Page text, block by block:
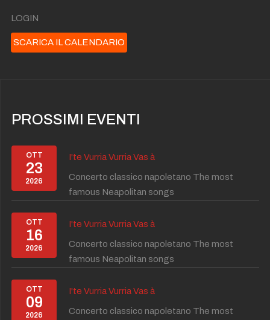
LOGIN
SCARICA IL CALENDARIO
PROSSIMI EVENTI
OTT
23
2026
I'te Vurria Vurria Vas à
Concerto classico napoletano The most
famous Neapolitan songs
OTT
16
2026
I'te Vurria Vurria Vas à
Concerto classico napoletano The most
famous Neapolitan songs
OTT
09
2026
I'te Vurria Vurria Vas à
Concerto classico napoletano The most